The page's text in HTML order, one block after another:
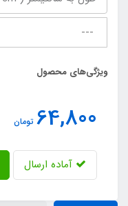
ویژگی‌های محصول
64,800 تومان
آماده ارسال